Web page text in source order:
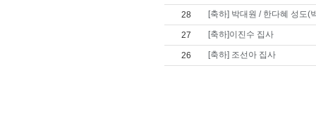
28 [축하] 박대원 / 한다혜 성도(
27 [축하]이진수 집사
26 [축하] 조선아 집사